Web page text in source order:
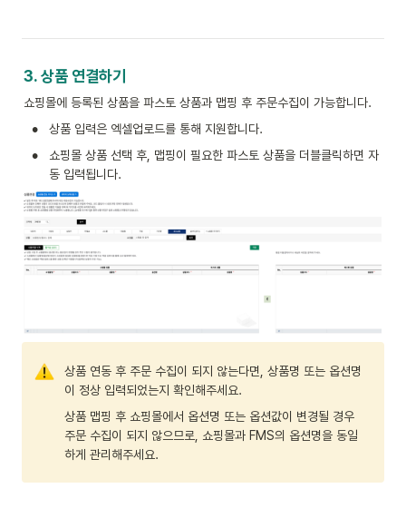
3. 상품 연결하기
쇼핑몰에 등록된 상품을 파스토 상품과 맵핑 후 주문수집이 가능합니다.
• 상품 입력은 엑셀업로드를 통해 지원합니다.
•
쇼핑몰 상품 선택 후, 맵핑이 필요한 파스토 상품을 더블클릭하면 자
동 입력됩니다.
상품 연동 후 주문 수집이 되지 않는다면, 상품명 또는 옵션명
이 정상 입력되었는지 확인해주세요.
상품 맵핑 후 쇼핑몰에서 옵션명 또는 옵션값이 변경될 경우
주문 수집이 되지 않으므로, 쇼핑몰과 FMS의 옵션명을 동일
하게 관리해주세요.